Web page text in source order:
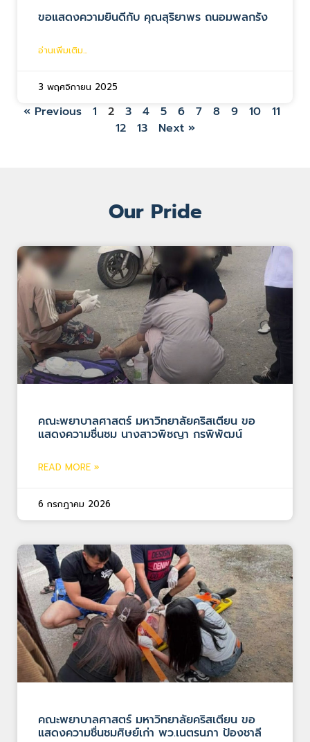
ขอแสดงความยินดีกับ คุณสุริยาพร ถนอมพลกรัง
อ่านเพิ่มเติม...
3 พฤศจิกายน 2025
« Previous 1 2 3 4 5 6 7 8 9 10
11
12
13 Next »
Our Pride
คณะพยาบาลศาสตร์ มหาวิทยาลัยคริสเตียน ขอ
แสดงความชื่นชม นางสาวพิชญา กรพิพัฒน์
READ MORE »
6 กรกฎาคม 2026
คณะพยาบาลศาสตร์ มหาวิทยาลัยคริสเตียน ขอ
แสดงความชื่นชมศิษย์เก่า พว.เนตรนภา ป้องชาลี